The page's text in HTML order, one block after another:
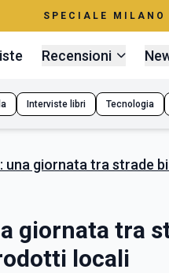
SPECIALE MILANO
Recensioni
Interviste libri Tecnologia
una giornata tra strade
giornata tra
locali